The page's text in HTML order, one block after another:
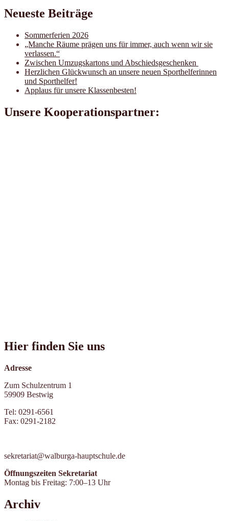
Neueste Beiträge
Sommerferien 2026
„Manche Räume prägen uns für immer, auch wenn wir sie
verlassen.“
Zwischen Umzugskartons und Abschiedsgeschenken
Herzlichen Glückwunsch an unsere neuen Sporthelferinnen
und Sporthelfer!
Applaus für unsere Klassenbesten!
Unsere Kooperationspartner:
Hier finden Sie uns
Adresse
Zum Schulzentrum 1
59909 Bestwig
Tel: 0291-6561
Fax: 0291-2182
sekretariat@walburga-hauptschule.de
Öffnungszeiten Sekretariat
Montag bis Freitag: 7:00–13 Uhr
Archiv